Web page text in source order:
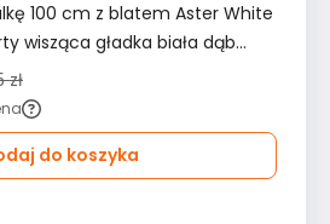
100 cm z blatem Aster White
wisząca gładka biała dąb
zł
do koszyka